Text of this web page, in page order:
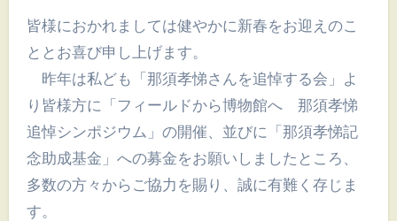
皆様におかれましては健やかに新春をお迎えのこ
ととお喜び申し上げます。
昨年は私ども「那須孝悌さんを追悼する会」よ
り皆様方に「フィールドから博物館へ 那須孝悌
追悼シンポジウム」の開催、並びに「那須孝悌記
念助成基金」への募金をお願いしましたところ、
多数の方々からご協力を賜り、誠に有難く存じま
す。